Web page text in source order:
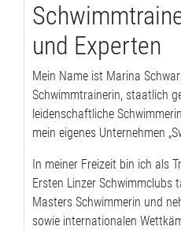
und Experten
Mein Name ist Marina
Schwimmtrainerin, staatlich
leidenschaftliche
mein eigenes Unternehmen
In meiner Freizeit bin ich als
Ersten Linzer Schwimmclubs
Masters Schwimmerin und
sowie internationalen